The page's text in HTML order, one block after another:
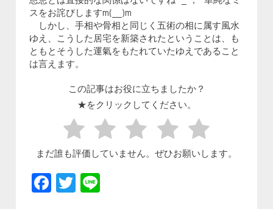
スをお詫びしますm(__)m
しかし、手相や骨相と同じく五術の相に属す風水
ゆえ、こうした居宅を新築されたということは、も
ともとそうした運氣をもたれていたゆえであること
は言えます。
この記事はお役に立ちましたか？
★をクリックしてください。
まだ誰も評価していません。ぜひお願いします。
Facebook
Twitter